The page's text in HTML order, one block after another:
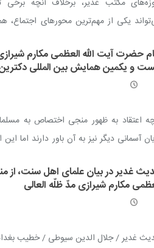
یکی از مهم‌ترین محورهای
حضرت آیت الله العظمی مکارم
و یکمین همایش بین المللی
اعتقاد به ظهور منجی اختصاص به
آسمانی دیگر نیز به آن باور دارند اما
اندیشه بنیادین معرفی نگردیده است.
غدیر در بیان علمای اهل سنت، از
مکارم شیرازی مدّ ظلّه العالی
غدیر / جلال الدین سیوطی / خطیب